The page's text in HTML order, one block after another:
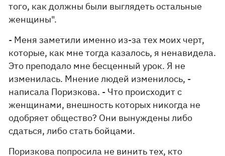
того, как должны были выглядеть остальные
женщины".
- Меня заметили именно из-за тех моих черт,
которые, как мне тогда казалось, я ненавидела.
Это преподало мне бесценный урок. Я не
изменилась. Мнение людей изменилось, -
написала Поризкова. - Что происходит с
женщинами, внешность которых никогда не
одобряет общество? Они вынуждены либо
сдаться, либо стать бойцами.
Поризкова попросила не винить тех, кто